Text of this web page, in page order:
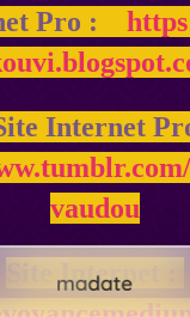
Pro :
Internet
vaudou
Site Internet :